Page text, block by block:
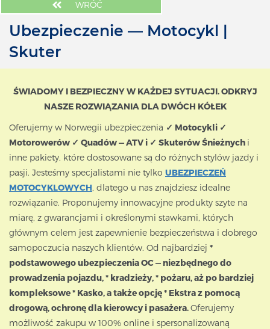
WRÓĆ
Ubezpieczenie — Motocykl |
Skuter
ŚWIADOMY I BEZPIECZNY W KAŻDEJ SYTUACJI. ODKRYJ
NASZE ROZWIĄZANIA DLA DWÓCH KÓŁEK
Oferujemy w Norwegii ubezpieczenia ✓ Motocykli ✓
Motorowerów ✓ Quadów — ATV i ✓ Skuterów Śnieżnych i
inne pakiety, które dostosowane są do różnych stylów jazdy i
pasji. Jesteśmy specjalistami nie tylko UBEZPIECZEŃ
MOTOCYKLOWYCH, dlatego u nas znajdziesz idealne
rozwiązanie. Proponujemy innowacyjne produkty szyte na
miarę, z gwarancjami i określonymi stawkami, których
głównym celem jest zapewnienie bezpieczeństwa i dobrego
samopoczucia naszych klientów. Od najbardziej *
podstawowego ubezpieczenia OC — niezbędnego do
prowadzenia pojazdu, * kradzieży, * pożaru, aż po bardziej
kompleksowe * Kasko, a także opcję * Ekstra z pomocą
drogową, ochronę dla kierowcy i pasażera.Oferujemy
możliwość zakupu w 100% online i spersonalizowaną